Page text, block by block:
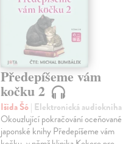
Předepíšeme vám
kočku 2
Išida Šó| Elektronická audiokniha
Okouzlující pokračování oceňované
japonské knihy Předepíšeme vám